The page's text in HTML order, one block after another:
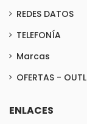
REDES DATOS
TELEFONÍA
Marcas
OFERTAS -
ENLACES